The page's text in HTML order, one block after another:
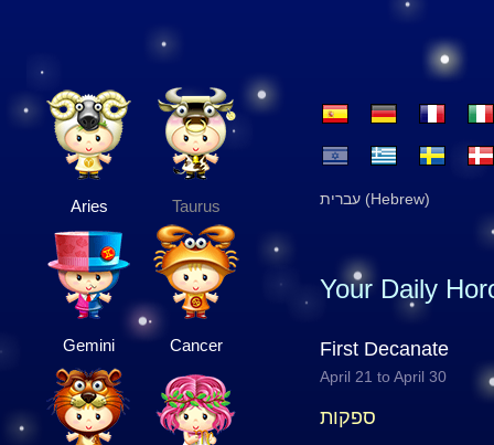
Aries Taurus
Gemini Cancer
עברית (Hebrew)
Your Daily
First Decanate
April 21 to April 30
ספקות